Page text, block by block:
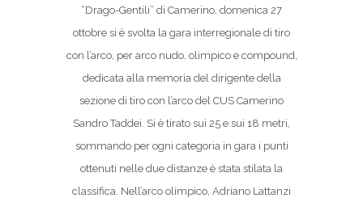
“Drago-Gentili” di Camerino, domenica 27
ottobre si è svolta la gara interregionale di tiro
con l’arco, per arco nudo, olimpico e compound,
dedicata alla memoria del dirigente della
sezione di tiro con l’arco del CUS Camerino
Sandro Taddei. Si è tirato sui 25 e sui 18 metri,
sommando per ogni categoria in gara i punti
ottenuti nelle due distanze è stata stilata la
classifica. Nell’arco olimpico, Adriano Lattanzi